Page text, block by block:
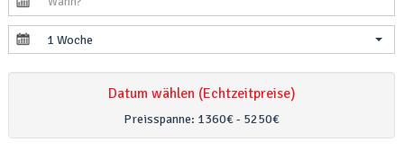
1 Woche
Datum wählen (Echtzeitpreise)
Preisspanne: 1360€ - 5250€